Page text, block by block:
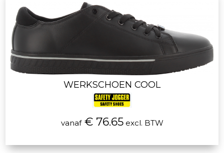
WERKSCHOEN COOL
vanaf€ 76.65excl. BTW